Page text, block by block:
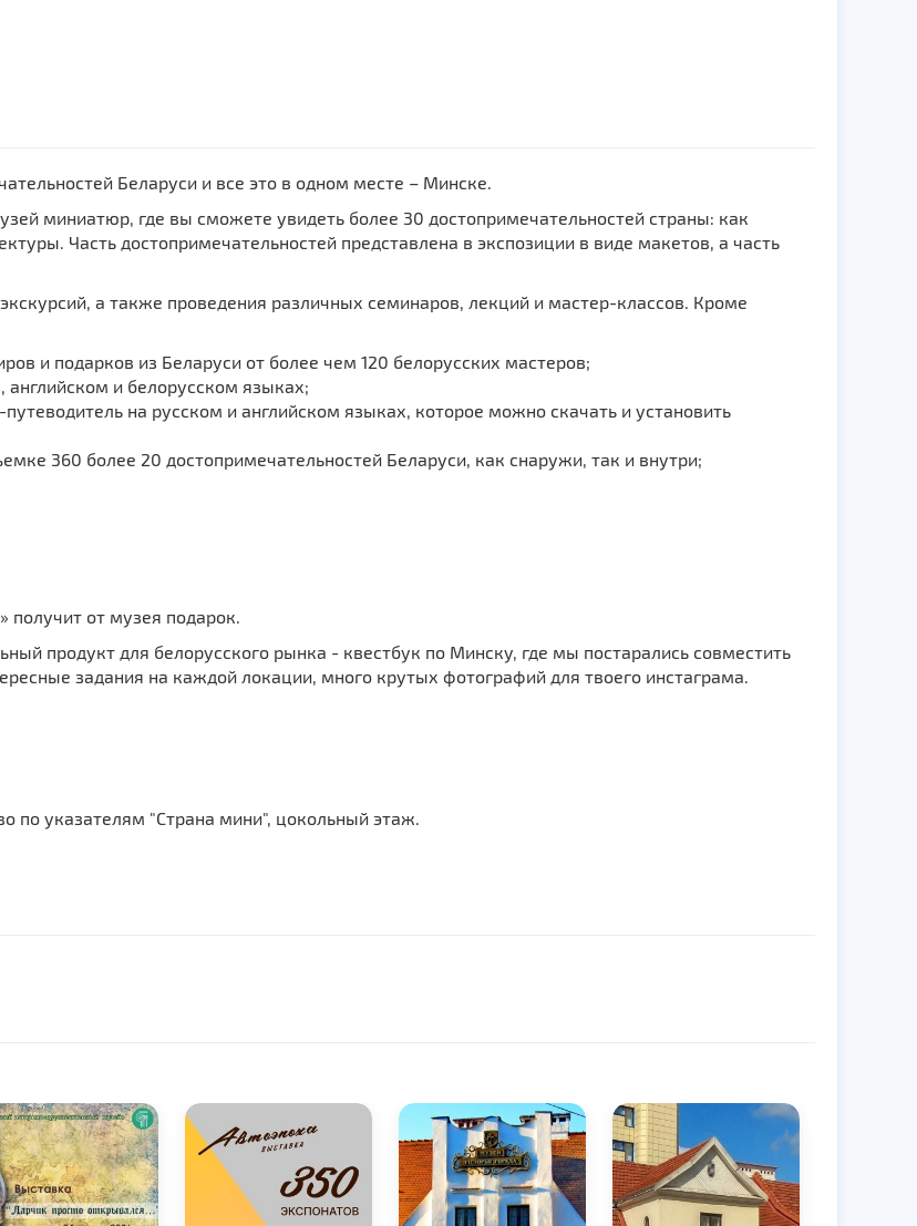
Беларуси и все это в одном месте – Минске.
миниатюр, где вы сможете увидеть более 30 достопримечательностей страны: как
Часть достопримечательностей представлена в экспозиции в виде макетов, а часть
а также проведения различных семинаров, лекций и мастер-классов. Кроме
и подарков из Беларуси от более чем 120 белорусских мастеров;
английском и белорусском языках;
на русском и английском языках, которое можно скачать и установить
360 более 20 достопримечательностей Беларуси, как снаружи, так и внутри;
получит от музея подарок.
продукт для белорусского рынка - квестбук по Минску, где мы постарались совместить
задания на каждой локации, много крутых фотографий для твоего инстаграма.
по указателям "Страна мини", цокольный этаж.